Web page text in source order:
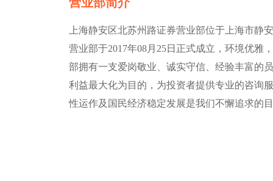
上海静安区北苏州路证券营业部位于上海市静
营业部于2017年08月25日正式成立，环境优雅
部拥有一支爱岗敬业、诚实守信、经验丰富的
利益最大化为目的，为投资者提供专业的咨询
性运作及国民经济稳定发展是我们不懈追求的